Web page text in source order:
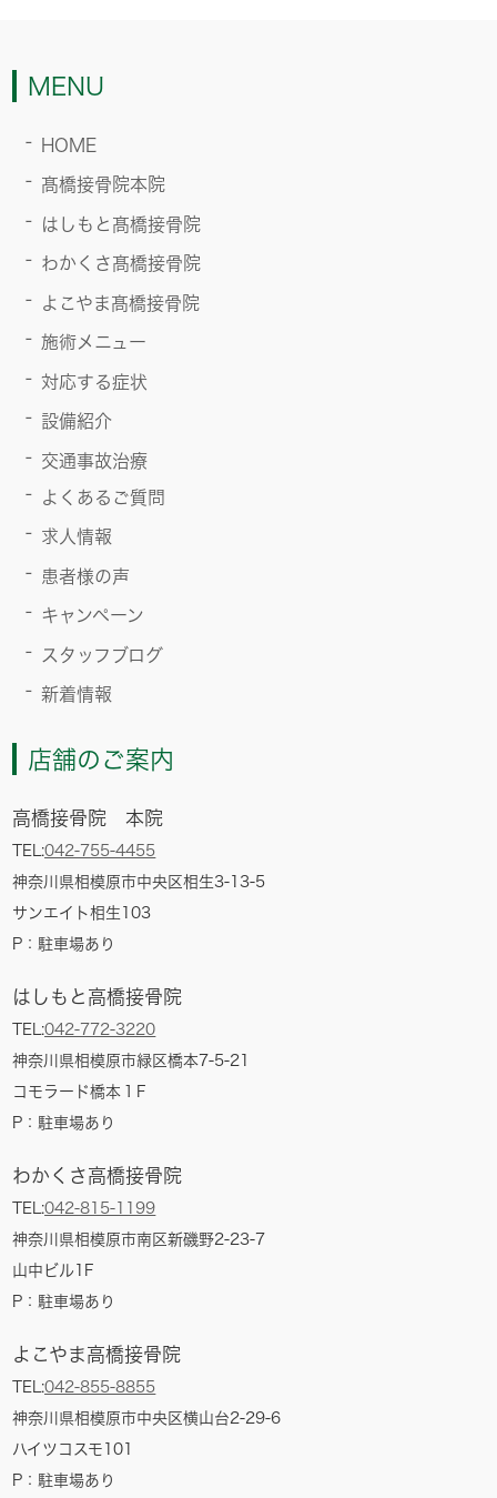
MENU
HOME
髙橋接骨院本院
はしもと髙橋接骨院
わかくさ髙橋接骨院
よこやま髙橋接骨院
施術メニュー
対応する症状
設備紹介
交通事故治療
よくあるご質問
求人情報
患者様の声
キャンペーン
スタッフブログ
新着情報
店舗のご案内
高橋接骨院 本院
TEL:042-755-4455
神奈川県相模原市中央区相生3-13-5
サンエイト相生103
P：駐車場あり
はしもと高橋接骨院
TEL:042-772-3220
神奈川県相模原市緑区橋本7-5-21
コモラード橋本１F
P： 駐車場あり
わかくさ高橋接骨院
TEL:042-815-1199
神奈川県相模原市南区新磯野2-23-7
山中ビル1F
P： 駐車場あり
よこやま高橋接骨院
TEL:042-855-8855
神奈川県相模原市中央区横山台2-29-6
ハイツコスモ101
P： 駐車場あり